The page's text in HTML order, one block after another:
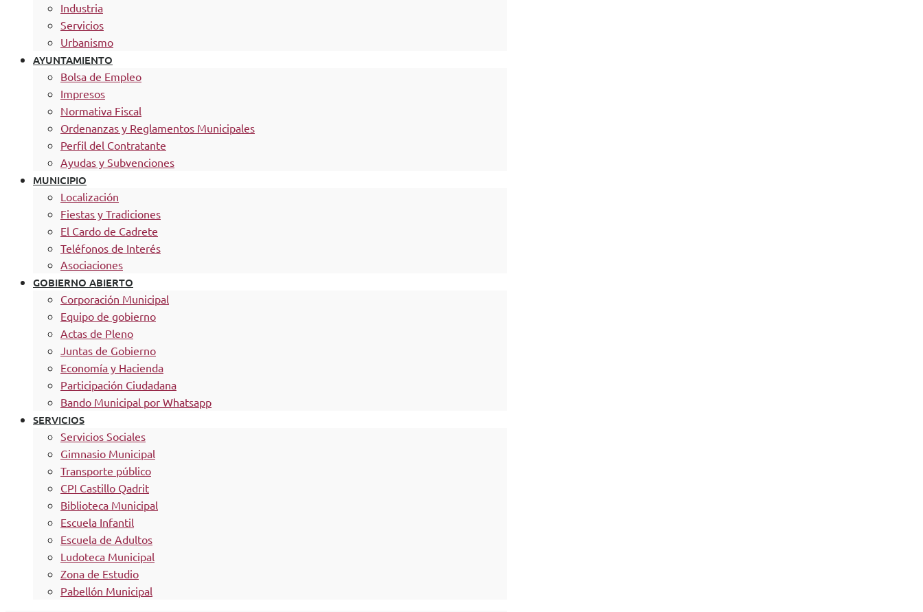
Industria
Servicios
Urbanismo
AYUNTAMIENTO
Bolsa de Empleo
Impresos
Normativa Fiscal
Ordenanzas y Reglamentos Municipales
Perfil del Contratante
Ayudas y Subvenciones
MUNICIPIO
Localización
Fiestas y Tradiciones
El Cardo de Cadrete
Teléfonos de Interés
Asociaciones
GOBIERNO ABIERTO
Corporación Municipal
Equipo de gobierno
Actas de Pleno
Juntas de Gobierno
Economía y Hacienda
Participación Ciudadana
Bando Municipal por Whatsapp
SERVICIOS
Servicios Sociales
Gimnasio Municipal
Transporte público
CPI Castillo Qadrit
Biblioteca Municipal
Escuela Infantil
Escuela de Adultos
Ludoteca Municipal
Zona de Estudio
Pabellón Municipal